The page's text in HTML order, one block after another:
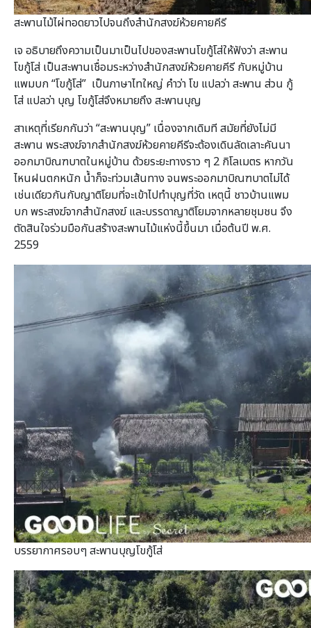
สะพานไม้ไผ่ทอดยาวไปจนถึงสำนักสงฆ์ห้วยคายคีรี
เจ อธิบายถึงความเป็นมาเป็นไปของสะพานโขกู้โส่ให้ฟังว่า สะพาน
โขกู้โส่ เป็นสะพานเชื่อมระหว่างสำนักสงฆ์ห้วยคายคีรี กับหมู่บ้าน
แพมบก “โขกู้โส่” เป็นภาษาไทใหญ่ คำว่า โข แปลว่า สะพาน ส่วน กู้
โส่ แปลว่า บุญ โขกู้โส่จึงหมายถึง สะพานบุญ
สาเหตุที่เรียกกันว่า “สะพานบุญ” เนื่องจากเดิมที สมัยที่ยังไม่มี
สะพาน พระสงฆ์จากสำนักสงฆ์ห้วยคายคีรีจะต้องเดินลัดเลาะคันนา
ออกมาบิณฑบาตในหมู่บ้าน ด้วยระยะทางราว ๆ 2 กิโลเมตร หากวัน
ไหนฝนตกหนัก น้ำก็จะท่วมเส้นทาง จนพระออกมาบิณฑบาตไม่ได้
เช่นเดียวกันกับญาติโยมที่จะเข้าไปทำบุญที่วัด เหตุนี้ ชาวบ้านแพม
บก พระสงฆ์จากสำนักสงฆ์ และบรรดาญาติโยมจากหลายชุมชน จึง
ตัดสินใจร่วมมือกันสร้างสะพานไม้แห่งนี้ขึ้นมา เมื่อต้นปี พ.ศ.
2559
บรรยากาศรอบๆ สะพานบุญโขกู้โส่